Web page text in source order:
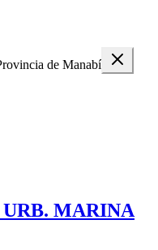
de Manabí
URB. MARINA